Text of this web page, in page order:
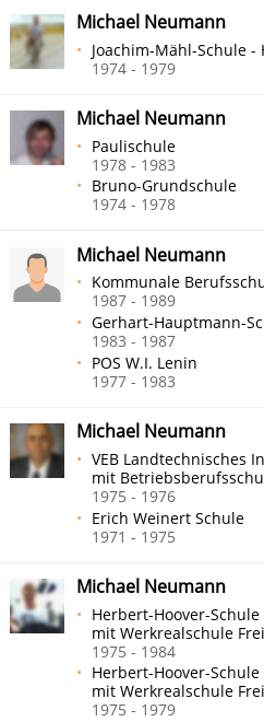
Michael Neumann
Joachim-Mähl-Schule
1974 - 1979
Michael Neumann
Paulischule
1978 - 1983
Bruno-Grundschule
1974 - 1978
Michael Neumann
Kommunale
1987 - 1989
Gerhart-Hauptmann-
1983 - 1987
POS W.I. Lenin
1977 - 1983
Michael Neumann
VEB Landtechnisches
mit
1975 - 1976
Erich Weinert Schule
1971 - 1975
Michael Neumann
Herbert-Hoover-
mit Werkrealschule
1975 - 1984
Herbert-Hoover-
mit Werkrealschule
1975 - 1979